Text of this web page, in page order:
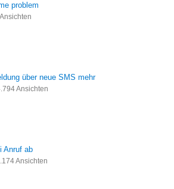
problem
über neue SMS mehr
Ansichten
Anruf ab
Ansichten